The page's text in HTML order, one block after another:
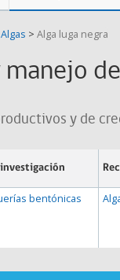
Algas > Alga luga negra
y de
investigación
bentónicas